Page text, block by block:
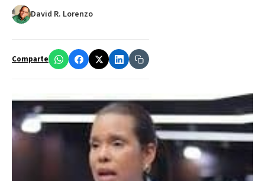
David R. Lorenzo
Comparte